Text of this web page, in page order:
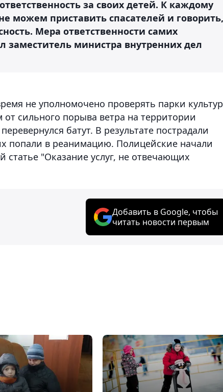
за своих детей. К каждому
можем приставить спасателей и говорить,
Мера ответственности самих
заместитель министра внутренних дел
не уполномочено проверять парки
сильного порыва ветра на территории
батут. В результате пострадали
попали в реанимацию. Полицейские начали
статье "Оказание услуг, не отвечающих
Добавить в Google, чтобы
читать новости первым